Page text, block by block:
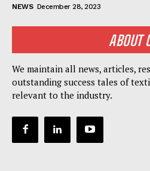
NEWS December 28, 2023
ABOUT
We maintain all news, articles,
outstanding success tales of
relevant to the industry.